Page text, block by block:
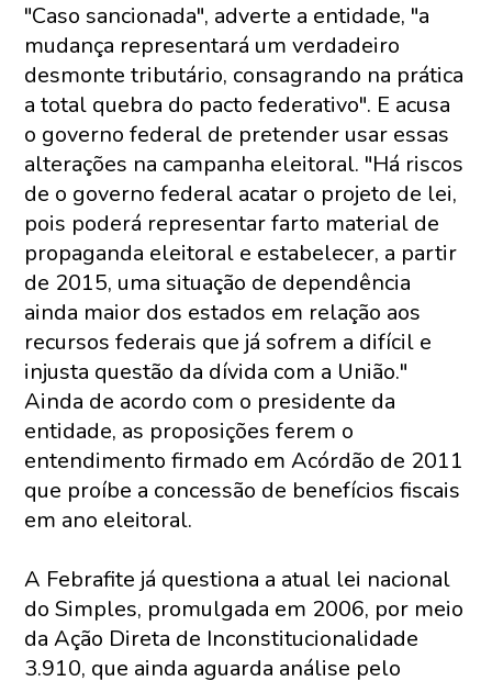
"Caso sancionada", adverte a entidade, "a
mudança representará um verdadeiro
desmonte tributário, consagrando na prática
a total quebra do pacto federativo". E acusa
o governo federal de pretender usar essas
alterações na campanha eleitoral. "Há riscos
de o governo federal acatar o projeto de lei,
pois poderá representar farto material de
propaganda eleitoral e estabelecer, a partir
de 2015, uma situação de dependência
ainda maior dos estados em relação aos
recursos federais que já sofrem a difícil e
injusta questão da dívida com a União."
Ainda de acordo com o presidente da
entidade, as proposições ferem o
entendimento firmado em Acórdão de 2011
que proíbe a concessão de benefícios fiscais
em ano eleitoral.
A Febrafite já questiona a atual lei nacional
do Simples, promulgada em 2006, por meio
da Ação Direta de Inconstitucionalidade
3.910, que ainda aguarda análise pelo